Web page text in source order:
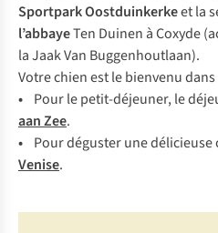
Sportpark Oostduinkerkeet la
l’abbayeTen Duinen à Coxyde
la Jaak Van Buggenhoutlaan).
Votre chien est le bienvenu
• Pour le petit-déjeuner, le
aan Zee.
• Pour déguster une
Venise.